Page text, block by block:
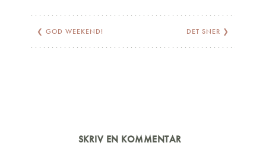
❮ GOD WEEKEND! DET SNER ❯
SKRIV EN KOMMENTAR